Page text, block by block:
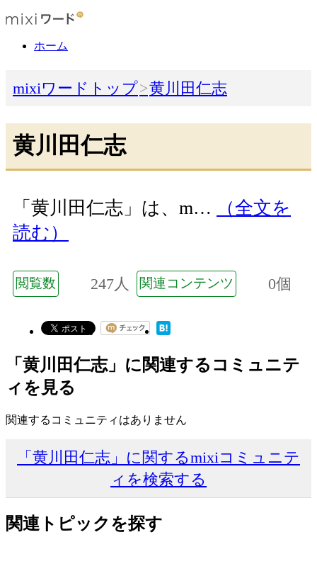
ホーム
mixiワードトップ 黄川田仁志
黄川田仁志
「黄川田仁志」は、m…
（全文を
読む）
閲覧数 247人 関連コンテンツ 0個
「黄川田仁志」に関連するコミュニテ
ィを見る
関連するコミュニティはありません
「黄川田仁志」に関するmixiコミュニテ
ィを検索する
関連トピックを探す